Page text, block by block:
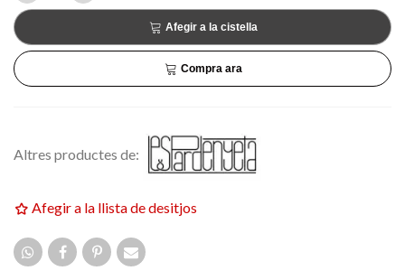
Afegir a la cistella
Compra ara
Altres productes de:
Afegir a la llista de desitjos